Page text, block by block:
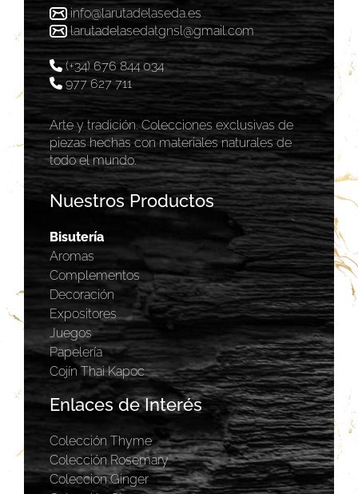
info@larutadelaseda.es
larutadelasedatgnsl@gmail.com
(+34) 676 844 034
977 627 711
Arte y tradición. Colecciones exclusivas de
piezas hechas con materiales naturales de
todo el mundo.
Nuestros Productos
Bisutería
Aromas
Complementos
Decoración
Expositores
Juegos
Papelería
Cojín Thai Kapoc
Enlaces de Interés
Colección Thyme
Colección Rosemary
Coleccion Ginger